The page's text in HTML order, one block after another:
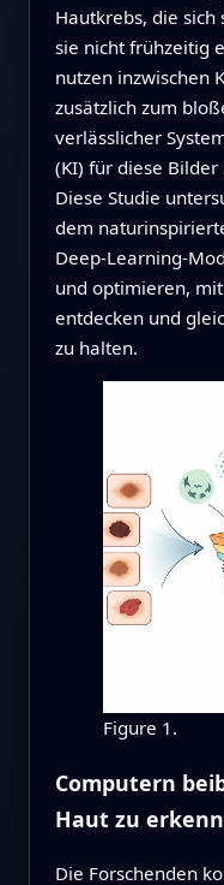
Hautkrebs, die
sie nicht frühzeitig
nutzen inzwischen
zusätzlich zum
verlässlicher
(KI) für diese
Diese Studie
dem
und optimieren,
entdecken und
zu halten.
Figure 1.
Computern
Haut zu
Die Forschenden